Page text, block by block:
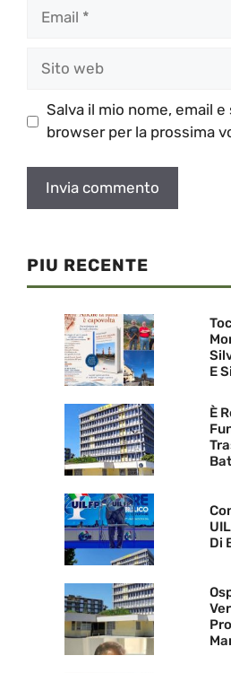
Salva il mio nome, email
browser per la prossima
PIU RECENTE
E
È
Di